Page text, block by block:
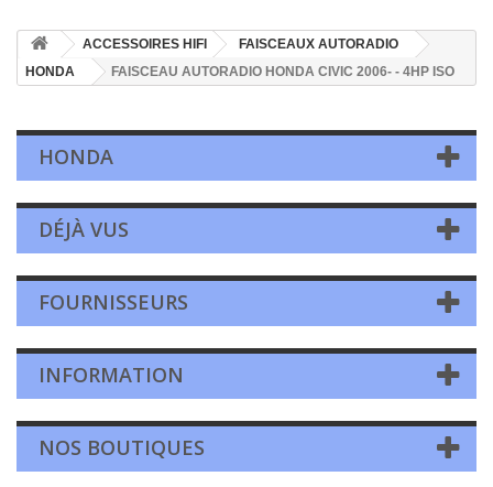
ACCESSOIRES HIFI
FAISCEAUX AUTORADIO
HONDA
FAISCEAU AUTORADIO HONDA CIVIC 2006- - 4HP ISO
HONDA
DÉJÀ VUS
FOURNISSEURS
INFORMATION
NOS BOUTIQUES